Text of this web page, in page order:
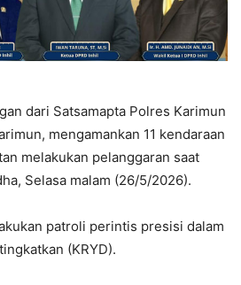
dari Satsamapta Polres Karimun
mengamankan 11 kendaraan
melakukan pelanggaran saat
Selasa malam (26/5/2026).
patroli perintis presisi dalam
(KRYD).